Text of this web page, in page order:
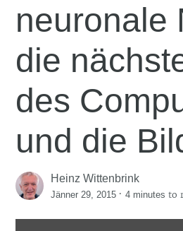
neuronale
die
des
und die
Heinz Wittenbrink
Jänner 29, 2015 ·4 minutes to